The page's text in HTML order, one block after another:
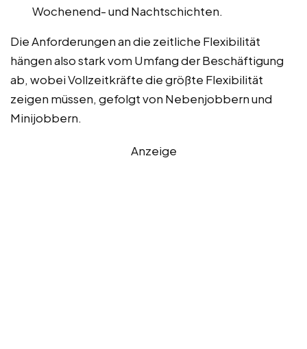
Wochenend- und Nachtschichten.
Die Anforderungen an die zeitliche Flexibilität
hängen also stark vom Umfang der Beschäftigung
ab, wobei Vollzeitkräfte die größte Flexibilität
zeigen müssen, gefolgt von Nebenjobbern und
Minijobbern.
Anzeige